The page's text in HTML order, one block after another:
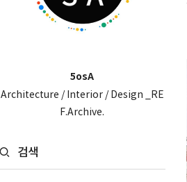
5osA
Architecture / Interior / Design _RE
F.Archive.
검색